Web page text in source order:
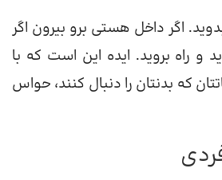
بدوید. اگر داخل هستی برو بیرون اگر
و راه بروید. ایده این است که با
که بدنتان را دنبال کنند، حواس